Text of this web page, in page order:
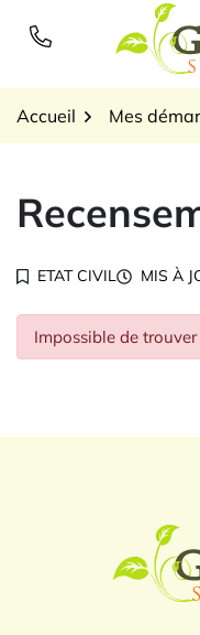
Accueil Mes
ETAT CIVIL MIS À
Impossible de